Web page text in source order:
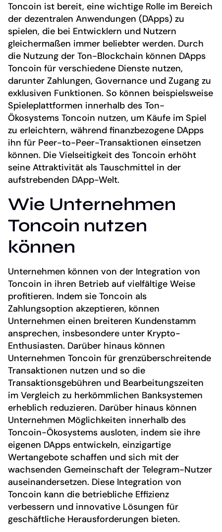
Toncoin ist bereit, eine wichtige Rolle im Bereich
der dezentralen Anwendungen (DApps) zu
spielen, die bei Entwicklern und Nutzern
gleichermaßen immer beliebter werden. Durch
die Nutzung der Ton-Blockchain können DApps
Toncoin für verschiedene Dienste nutzen,
darunter Zahlungen, Governance und Zugang zu
exklusiven Funktionen. So können beispielsweise
Spieleplattformen innerhalb des Ton-
Ökosystems Toncoin nutzen, um Käufe im Spiel
zu erleichtern, während finanzbezogene DApps
ihn für Peer-to-Peer-Transaktionen einsetzen
können. Die Vielseitigkeit des Toncoin erhöht
seine Attraktivität als Tauschmittel in der
aufstrebenden DApp-Welt.
Wie Unternehmen
Toncoin nutzen
können
Unternehmen können von der Integration von
Toncoin in ihren Betrieb auf vielfältige Weise
profitieren. Indem sie Toncoin als
Zahlungsoption akzeptieren, können
Unternehmen einen breiteren Kundenstamm
ansprechen, insbesondere unter Krypto-
Enthusiasten. Darüber hinaus können
Unternehmen Toncoin für grenzüberschreitende
Transaktionen nutzen und so die
Transaktionsgebühren und Bearbeitungszeiten
im Vergleich zu herkömmlichen Banksystemen
erheblich reduzieren. Darüber hinaus können
Unternehmen Möglichkeiten innerhalb des
Toncoin-Ökosystems ausloten, indem sie ihre
eigenen DApps entwickeln, einzigartige
Wertangebote schaffen und sich mit der
wachsenden Gemeinschaft der Telegram-Nutzer
auseinandersetzen. Diese Integration von
Toncoin kann die betriebliche Effizienz
verbessern und innovative Lösungen für
geschäftliche Herausforderungen bieten.